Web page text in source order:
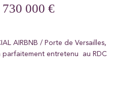
730 000 €
AIRBNB / Porte de Versailles,
parfaitement entretenu au RDC